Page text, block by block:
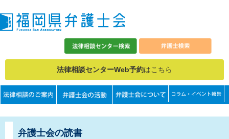
法律相談センターWeb予約はこちら
弁護士会の読書